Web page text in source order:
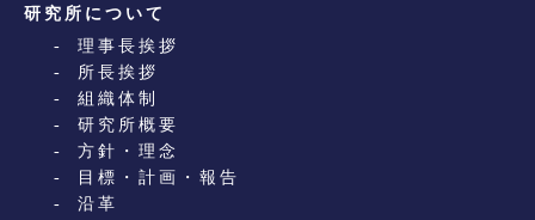
研究所について
理事長挨拶
所長挨拶
組織体制
研究所概要
方針・理念
目標・計画・報告
沿革